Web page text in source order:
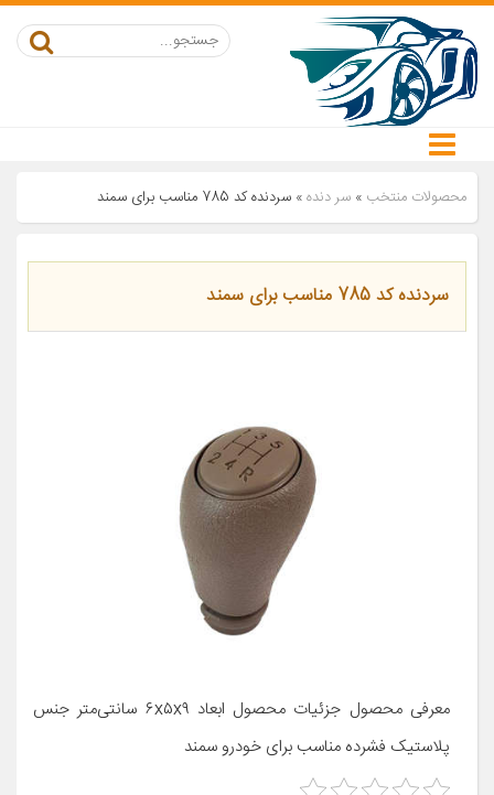
محصولات منتخب » سر دنده» سردنده کد 785 مناسب برای سمند
سردنده کد 785 مناسب برای سمند
معرفی محصول جزئیات محصول ابعاد ۶x۵x۹ سانتی‌متر جنس
پلاستیک فشرده مناسب برای خودرو سمند